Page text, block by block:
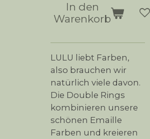
In den
Warenkorb
LULU liebt Farben,
also brauchen wir
natürlich viele davon.
Die Double Rings
kombinieren unsere
schönen Emaille
Farben und kreieren